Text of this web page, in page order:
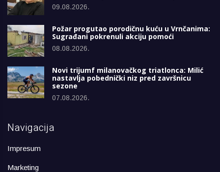
09.08.2026.
Požar progutao porodičnu kuću u Vrnčanima:
Sugrađani pokrenuli akciju pomoći
08.08.2026.
Novi trijumf milanovačkog triatlonca: Milić
nastavlja pobednički niz pred završnicu
sezone
07.08.2026.
Navigacija
Impresum
Marketing